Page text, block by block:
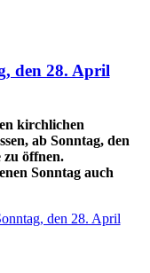
den 28. April
kirchlichen
ab Sonntag, den
zu öffnen.
Sonntag auch
den 28. April